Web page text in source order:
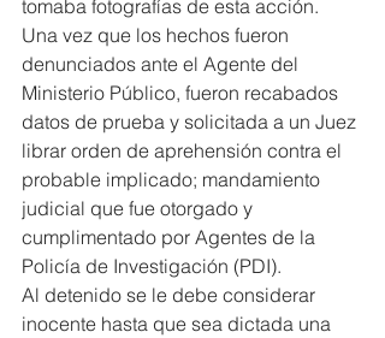
tomaba fotografías de esta acción.
Una vez que los hechos fueron
denunciados ante el Agente del
Ministerio Público, fueron recabados
datos de prueba y solicitada a un Juez
librar orden de aprehensión contra el
probable implicado; mandamiento
judicial que fue otorgado y
cumplimentado por Agentes de la
Policía de Investigación (PDI).
Al detenido se le debe considerar
inocente hasta que sea dictada una